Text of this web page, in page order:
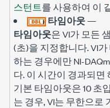
스턴트를 사용하여 이
타임아웃—
타임아웃은 VI가 모든
(초)을 지정합니다. VI
하는 경우에만 NI-
다. 이 시간이 경과되면
기본 타임아웃은 10 초
는 경우, VI는 무한으로